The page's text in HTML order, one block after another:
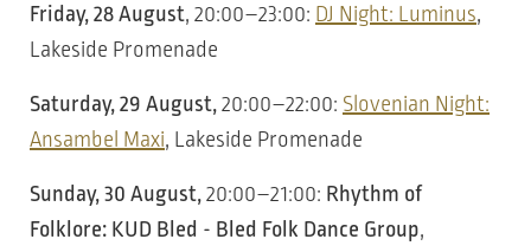
Friday, 28 August, 20:00–23:00: DJ Night: Luminus,
Lakeside Promenade
Saturday, 29 August, 20:00–22:00: Slovenian Night:
Ansambel Maxi, Lakeside Promenade
Sunday, 30 August, 20:00–21:00: Rhythm of
Folklore: KUD Bled - Bled Folk Dance Group,